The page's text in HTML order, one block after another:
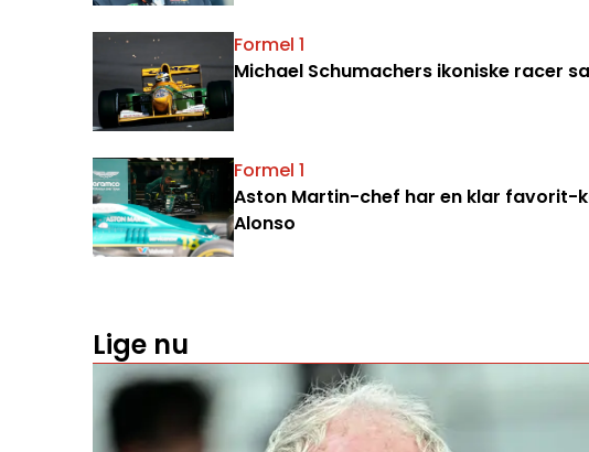
Formel 1
Michael Schumachers ikoniske racer
Formel 1
Aston Martin-chef har en klar favorit-
Alonso
Lige nu